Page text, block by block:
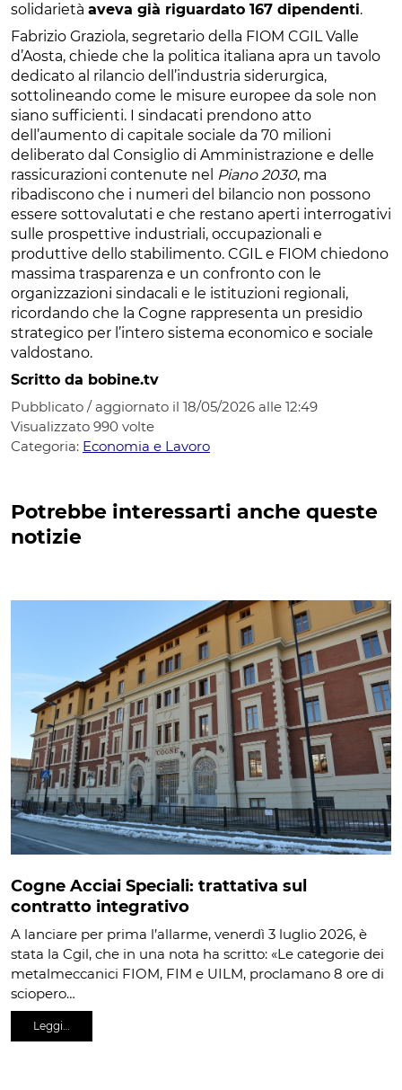
solidarietà aveva già riguardato 167 dipendenti.
Fabrizio Graziola, segretario della FIOM CGIL Valle
d’Aosta, chiede che la politica italiana apra un tavolo
dedicato al rilancio dell’industria siderurgica,
sottolineando come le misure europee da sole non
siano sufficienti. I sindacati prendono atto
dell’aumento di capitale sociale da 70 milioni
deliberato dal Consiglio di Amministrazione e delle
rassicurazioni contenute nel Piano 2030, ma
ribadiscono che i numeri del bilancio non possono
essere sottovalutati e che restano aperti interrogativi
sulle prospettive industriali, occupazionali e
produttive dello stabilimento. CGIL e FIOM chiedono
massima trasparenza e un confronto con le
organizzazioni sindacali e le istituzioni regionali,
ricordando che la Cogne rappresenta un presidio
strategico per l’intero sistema economico e sociale
valdostano.
Scritto da bobine.tv
Pubblicato / aggiornato il 18/05/2026 alle 12:49
Visualizzato 990 volte
Categoria: Economia e Lavoro
Potrebbe interessarti anche queste
notizie
Cogne Acciai Speciali: trattativa sul
contratto integrativo
A lanciare per prima l’allarme, venerdì 3 luglio 2026, è
stata la Cgil, che in una nota ha scritto: «Le categorie dei
metalmeccanici FIOM, FIM e UILM, proclamano 8 ore di
sciopero…
Leggi…